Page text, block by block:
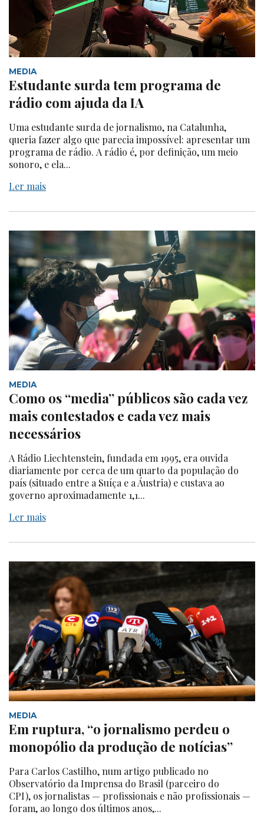
MEDIA
Estudante surda tem programa de
rádio com ajuda da IA
Uma estudante surda de jornalismo, na Catalunha,
queria fazer algo que parecia impossível: apresentar um
programa de rádio. A rádio é, por definição, um meio
sonoro, e ela...
Ler mais
MEDIA
Como os “media” públicos são cada vez
mais contestados e cada vez mais
necessários
A Rádio Liechtenstein, fundada em 1995, era ouvida
diariamente por cerca de um quarto da população do
país (situado entre a Suíça e a Áustria) e custava ao
governo aproximadamente 1,1...
Ler mais
MEDIA
Em ruptura, “o jornalismo perdeu o
monopólio da produção de notícias”
Para Carlos Castilho, num artigo publicado no
Observatório da Imprensa do Brasil (parceiro do
CPI), os jornalistas — profissionais e não profissionais —
foram, ao longo dos últimos anos,...